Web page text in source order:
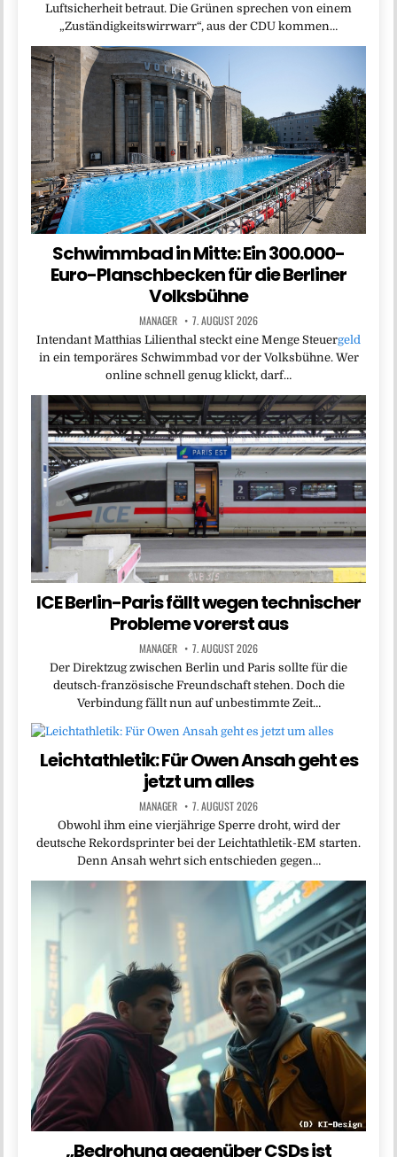
Luftsicherheit betraut. Die Grünen sprechen von einem
„Zuständigkeitswirrwarr“, aus der CDU kommen…
Schwimmbad in Mitte: Ein 300.000-
Euro-Planschbecken für die Berliner
Volksbühne
MANAGER 7. AUGUST 2026
Intendant Matthias Lilienthal steckt eine Menge Steuergeld
in ein temporäres Schwimmbad vor der Volksbühne. Wer
online schnell genug klickt, darf…
ICE Berlin-Paris fällt wegen technischer
Probleme vorerst aus
MANAGER 7. AUGUST 2026
Der Direktzug zwischen Berlin und Paris sollte für die
deutsch-französische Freundschaft stehen. Doch die
Verbindung fällt nun auf unbestimmte Zeit…
Leichtathletik: Für Owen Ansah geht es
jetzt um alles
MANAGER 7. AUGUST 2026
Obwohl ihm eine vierjährige Sperre droht, wird der
deutsche Rekordsprinter bei der Leichtathletik-EM starten.
Denn Ansah wehrt sich entschieden gegen…
„Bedrohung gegenüber CSDs ist